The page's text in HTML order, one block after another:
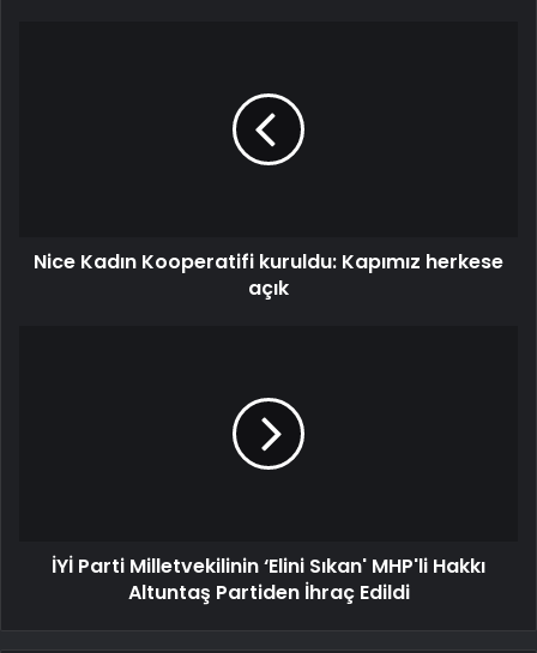
Nice Kadın Kooperatifi kuruldu: Kapımız herkese
açık
İYİ Parti Milletvekilinin ‘Elini Sıkan' MHP'li Hakkı
Altuntaş Partiden İhraç Edildi